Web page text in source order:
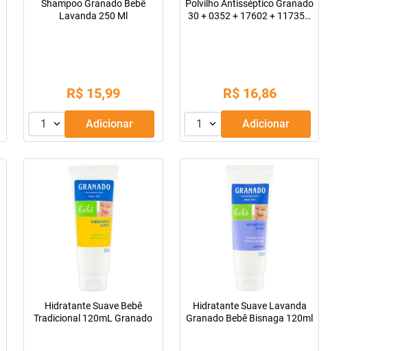
Shampoo Granado Bebê
Lavanda 250 Ml
R$ 15,99
1 Adicionar
Polvilho Antisséptico Granado
30 + 0352 + 17602 + 11735G
R$ 16,86
1 Adicionar
Hidratante Suave Bebê
Tradicional 120mL Granado
Hidratante Suave Lavanda
Granado Bebê Bisnaga 120ml